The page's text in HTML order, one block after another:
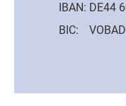
IBAN: DE44
BIC: